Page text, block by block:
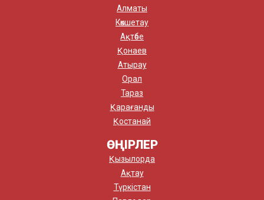
Алматы
Көкшетау
Ақтөбе
Қонаев
Атырау
Орал
Тараз
Қарағанды
Қостанай
ӨҢІРЛЕР
Қызылорда
Ақтау
Түркістан